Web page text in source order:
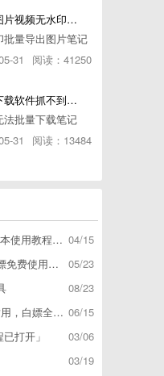
小红书笔记图片视频无水印批量下载软件使用教程
批量导出图片笔记
31
阅读：41250
小红书批量下载软件抓不到authorId如何解决
法批量下载笔记
31
阅读：13484
04/15
冰箱，附下载地址
05/23
使用方法。
08/23
06/15
嫖全网资源
03/06
打开」
03/19